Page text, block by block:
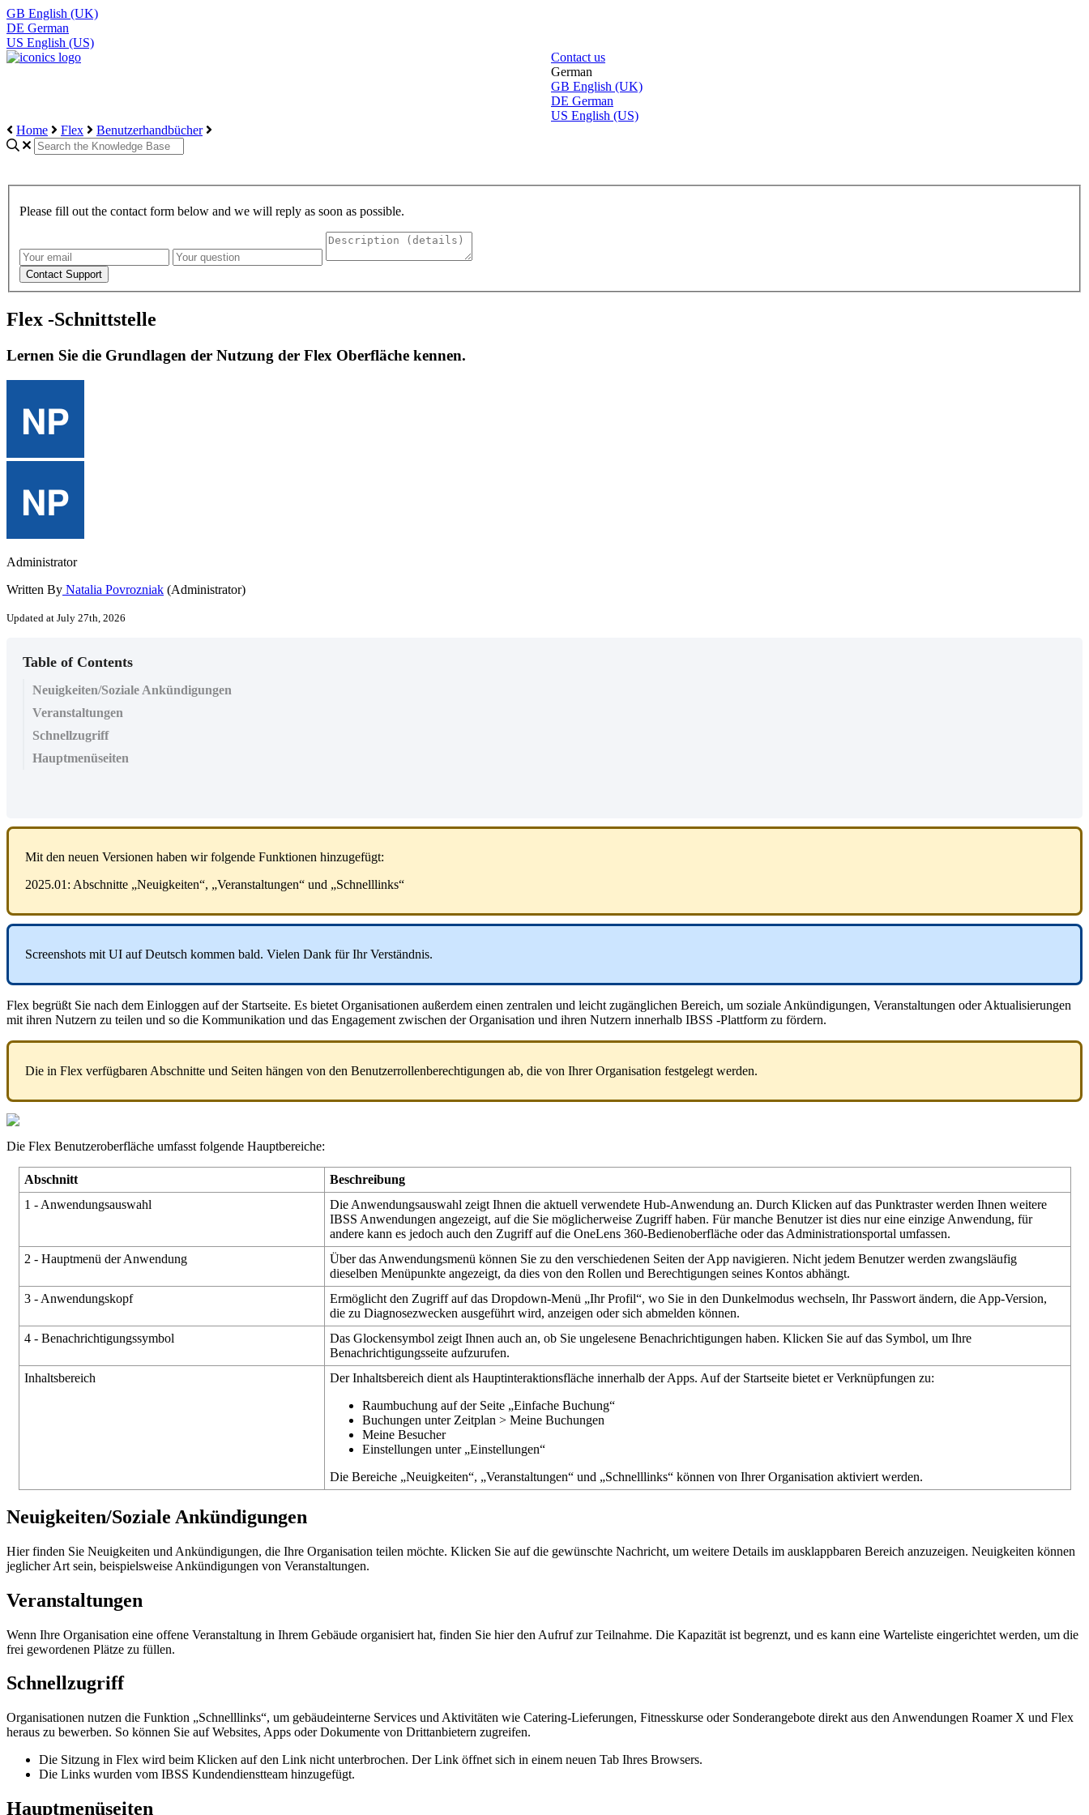
GB English (UK)
DE German
US English (US)
Contact us
German
GB English (UK)
DE German
US English (US)
Home
Flex Benutzerhandbücher
Please fill out the contact form below and we will reply as soon as possible.
Flex -Schnittstelle
Lernen Sie die Grundlagen der Nutzung der Flex Oberfläche kennen.
Administrator
Written By Natalia Povrozniak (Administrator)
Updated at July 27th, 2026
Table of Contents
Neuigkeiten/Soziale Ankündigungen
Veranstaltungen
Schnellzugriff
Hauptmenüseiten
Mit den neuen Versionen haben wir folgende Funktionen hinzugefügt:
2025.01 : Abschnitte „Neuigkeiten“, „Veranstaltungen“ und „Schnelllinks“
Screenshots mit UI auf Deutsch kommen bald. Vielen Dank für Ihr Verständnis.
Flex begrüßt Sie nach dem Einloggen auf der Startseite. Es bietet Organisationen außerdem einen zentralen und leicht zugänglichen Bereich, um soziale Ankündigungen, Veranstaltungen oder Aktualisierungen
mit ihren Nutzern zu teilen und so die Kommunikation und das Engagement zwischen der Organisation und ihren Nutzern innerhalb IBSS -Plattform zu fördern.
Die in Flex verfügbaren Abschnitte und Seiten hängen von den Benutzerrollenberechtigungen ab, die von Ihrer Organisation festgelegt werden.
Die Flex Benutzeroberfläche umfasst folgende Hauptbereiche:
Abschnitt
Beschreibung
1 - Anwendungsauswahl Die Anwendungsauswahl zeigt Ihnen die aktuell verwendete Hub-Anwendung an. Durch Klicken auf das Punktraster werden Ihnen weitere
IBSS Anwendungen angezeigt, auf die Sie möglicherweise Zugriff haben. Für manche Benutzer ist dies nur eine einzige Anwendung, für
andere kann es jedoch auch den Zugriff auf die OneLens 360-Bedienoberfläche oder das Administrationsportal umfassen.
2 - Hauptmenü der Anwendung Über das Anwendungsmenü können Sie zu den verschiedenen Seiten der App navigieren. Nicht jedem Benutzer werden zwangsläufig
dieselben Menüpunkte angezeigt, da dies von den Rollen und Berechtigungen seines Kontos abhängt.
3 - Anwendungskopf Ermöglicht den Zugriff auf das Dropdown-Menü „Ihr Profil“, wo Sie in den Dunkelmodus wechseln, Ihr Passwort ändern, die App-Version,
die zu Diagnosezwecken ausgeführt wird, anzeigen oder sich abmelden können.
4 - Benachrichtigungssymbol Das Glockensymbol zeigt Ihnen auch an, ob Sie ungelesene Benachrichtigungen haben. Klicken Sie auf das Symbol, um Ihre
Benachrichtigungsseite aufzurufen.
Inhaltsbereich
Der Inhaltsbereich dient als Hauptinteraktionsfläche innerhalb der Apps. Auf der Startseite bietet er Verknüpfungen zu:
Raumbuchung auf der Seite „Einfache Buchung“
Buchungen unter Zeitplan > Meine Buchungen
Meine Besucher
Einstellungen unter „Einstellungen“
Die Bereiche „Neuigkeiten“, „Veranstaltungen“ und „Schnelllinks“ können von Ihrer Organisation aktiviert werden.
Neuigkeiten/Soziale Ankündigungen
Hier finden Sie Neuigkeiten und Ankündigungen, die Ihre Organisation teilen möchte. Klicken Sie auf die gewünschte Nachricht, um weitere Details im ausklappbaren Bereich anzuzeigen. Neuigkeiten können
jeglicher Art sein, beispielsweise Ankündigungen von Veranstaltungen.
Veranstaltungen
Wenn Ihre Organisation eine offene Veranstaltung in Ihrem Gebäude organisiert hat, finden Sie hier den Aufruf zur Teilnahme. Die Kapazität ist begrenzt, und es kann eine Warteliste eingerichtet werden, um die
frei gewordenen Plätze zu füllen.
Schnellzugriff
Organisationen nutzen die Funktion „Schnelllinks“, um gebäudeinterne Services und Aktivitäten wie Catering-Lieferungen, Fitnesskurse oder Sonderangebote direkt aus den Anwendungen Roamer X und Flex
heraus zu bewerben. So können Sie auf Websites, Apps oder Dokumente von Drittanbietern zugreifen.
Die Sitzung in Flex wird beim Klicken auf den Link nicht unterbrochen. Der Link öffnet sich in einem neuen Tab Ihres Browsers.
Die Links wurden vom IBSS Kundendienstteam hinzugefügt.
Hauptmenüseiten